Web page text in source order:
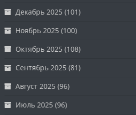
Декабрь 2025 (101)
Ноябрь 2025 (100)
Октябрь 2025 (108)
Сентябрь 2025 (81)
Август 2025 (96)
Июль 2025 (96)